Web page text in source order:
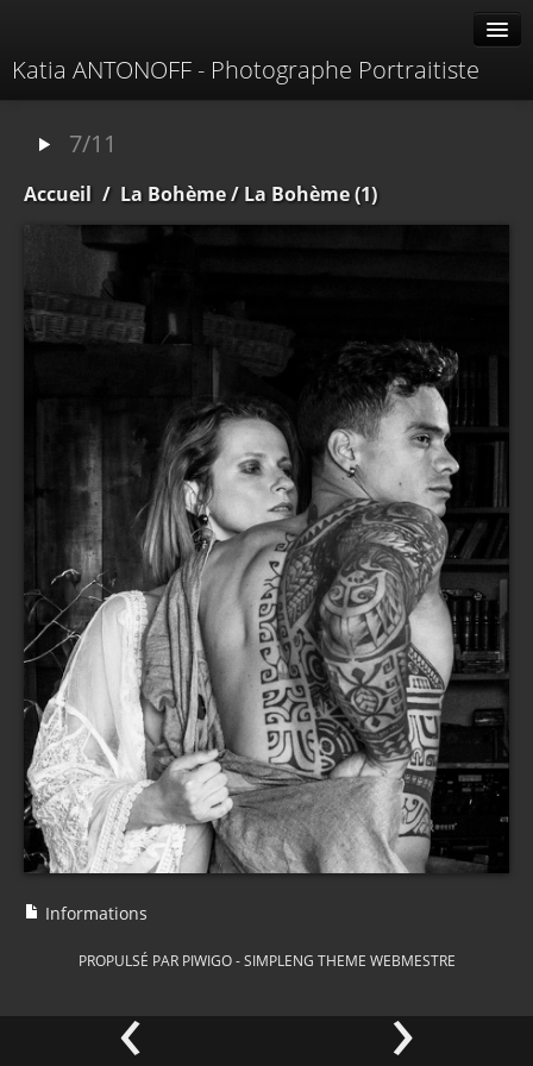
Katia ANTONOFF - Photographe Portraitiste
Contacter
7/11
Accueil / La Bohème/ La Bohème (1)
‹ ›
Informations
PROPULSÉ PAR PIWIGO-SIMPLENG THEME WEBMESTRE